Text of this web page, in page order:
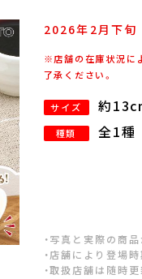
2026年 2月下旬
※店舗の在庫状況に
了承ください。
サイズ 約
種類 全1種
・写真と実際の商
・店舗により登場
・取扱店舗は随時